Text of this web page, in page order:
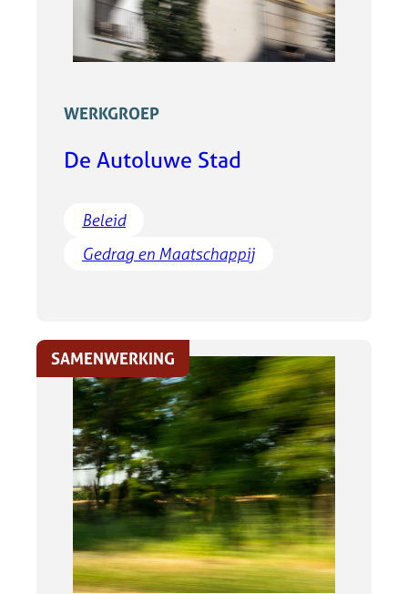
WERKGROEP
De Autoluwe Stad
Beleid
Gedrag en Maatschappij
SAMENWERKING